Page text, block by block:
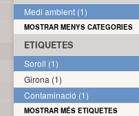
Medi ambient (1)
MOSTRAR MENYS CATEGORIES
ETIQUETES
Soroll (1)
Girona (1)
Contaminació (1)
MOSTRAR MÉS ETIQUETES